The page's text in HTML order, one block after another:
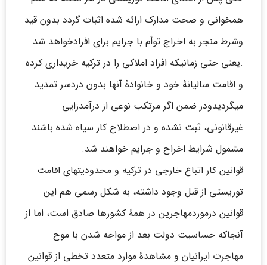
همخوانی و صحت مدارک ارائه شده اثبات گردد بدون قید
وشرط منجر به اخراج توأم با جرایم برای افرادخواهد شد
.یعنی حتی زمانیکه افراد املاکی را در ترکیه خریداری کرده
و اقامت سالیانۀ خود و خانوادۀ آنها بدون دردسر تمدید
میگردیدودر ضمن اگر مرتکب نوعی از درآمدزایی
غیرقانونی، ثبت نشده و در اصطلاح کار سیاه شده باشند
مشمول شرایط اخراج و جرایم خواهند شد.
قوانین کار اتباع خارجی در ترکیه و محدودیتهای اقامت
توریستی از قبل وجود داشته، به شکل رسمی هم این
قوانین درموردمهاجرین در همۀ کشورها صادق است، اما از
آنجاکه حساسیت دولت بعد از مواجه شدن با موج
مهاجرت ایرانیان و مشاهدۀ موارد متعدد تخطی از قوانین